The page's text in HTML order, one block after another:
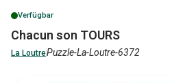
Verfügbar
Chacun son TOURS
La LoutrePuzzle-La-Loutre-6372